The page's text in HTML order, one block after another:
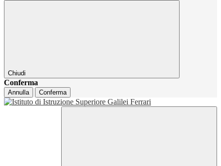
Chiudi
Conferma
Annulla Conferma